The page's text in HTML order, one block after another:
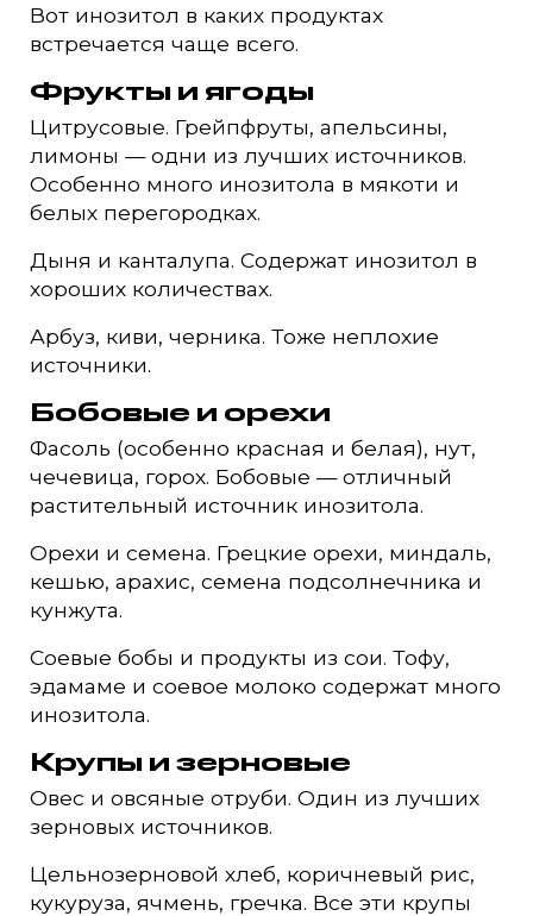
Вот инозитол в каких продуктах
встречается чаще всего.
Фрукты и ягоды
Цитрусовые. Грейпфруты, апельсины,
лимоны — одни из лучших источников.
Особенно много инозитола в мякоти и
белых перегородках.
Дыня и канталупа. Содержат инозитол в
хороших количествах.
Арбуз, киви, черника. Тоже неплохие
источники.
Бобовые и орехи
Фасоль (особенно красная и белая), нут,
чечевица, горох. Бобовые — отличный
растительный источник инозитола.
Орехи и семена. Грецкие орехи, миндаль,
кешью, арахис, семена подсолнечника и
кунжута.
Соевые бобы и продукты из сои. Тофу,
эдамаме и соевое молоко содержат много
инозитола.
Крупы и зерновые
Овес и овсяные отруби. Один из лучших
зерновых источников.
Цельнозерновой хлеб, коричневый рис,
кукуруза, ячмень, гречка. Все эти крупы